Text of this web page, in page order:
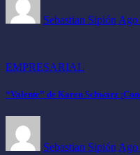
Sebastian Sipión Ago
EMPRESARIAL
“Valente” de Karen Schwarz
Sebastian Sipión Ago